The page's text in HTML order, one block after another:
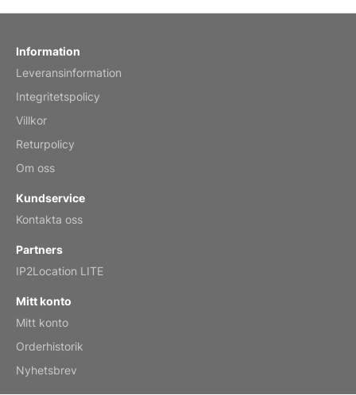
by charles
by Anne
Reviewed
by Kirsten
Fantasy 2026 Wall Calendar
Information
Leveransinformation
Integritetspolicy
Villkor
Returpolicy
Om oss
Kundservice
Kontakta oss
Partners
IP2Location LITE
Mitt konto
Mitt konto
Orderhistorik
Nyhetsbrev